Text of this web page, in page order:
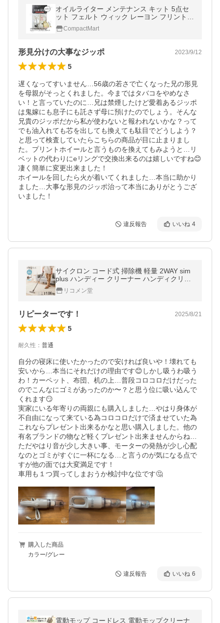
オイルライター メンテナンス キット 5点セ
ット フェルト ウィック レーヨン フリントホ
イール フリントスプリング 汎用
CompactMart
形見分けの大事なジッポ 2023/9/12
5
遅くなってすいません…56歳の若さで亡くなった兄の形見
を母親がそっとくれました。今まではタバコをやめなさ
い！と言っていたのに…兄は禁煙したけど愛着あるジッポ
は鬼嫁にも息子にも託さず母に預けたのでしょう。そんな
兄貴のジッポだから私が使わないと報われないかな？って
でも油入れても芯を出しても換えても駄目でどうしよう？
と思って検査していたらこちらの商品が目に止まりまし
た。プリントホイールと言うものを換えてもみようと…リ
ベットの代わりにeリングで交換出来るのは嬉しいですね😊
凄く簡単に変更出来ました！
ホイールを回したら火が着いてくれました…本当に助かり
ました…大事な形見のジッポ治って本当にありがとうござ
いました！
違反報告 いいね 4
サイクロン コード式 掃除機 軽量 2WAY sim
plus ハンディー クリーナー ハンディクリー
ナー サイクロン掃除機 スティック SP-VC01
【メーカー保証1年】
リコメン堂
リピーターです！ 2025/8/21
5
耐久性 ： 普通
自分の寝床に使いたかったので安ければ良いや！壊れても
安いから…本当にそれだけの理由です😊しかし吸うわ吸う
わ！カーペット、布団、机の上…普段コロコロだけだった
のでこんなにゴミがあったのか〜？と思う位に吸い込んで
くれます😏
実家にいる年寄りの両親にも購入しました…やはり身体が
不自由になって来ている為コロコロだけで済ませていた為
これならプレゼント出来るかなと思い購入しました。他の
有名ブランドの物など軽くプレゼント出来ませんからね…
ただやはり音が少し大きい事、モーターの発熱が少し心配
なのとゴミがすぐに一杯になる…と言うのが気になる点で
すが他の面では大変満足です！
購入した商品
カラー/グレー
違反報告 いいね 6
電動モップ コードレス 電動モップクリーナ